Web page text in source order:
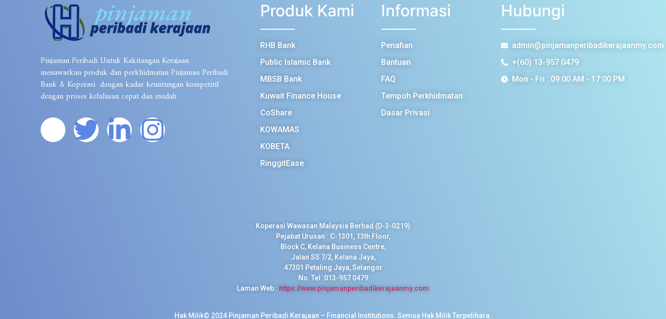
Pinjaman Peribadi Untuk Kakitangan Kerajaan
menawarkan produk dan perkhidmatan Pinjaman Peribadi
Bank & Koperasi dengan kadar keuntungan kompetitif
dengan proses kelulusan cepat dan mudah
Produk Kami
RHB Bank
Public Islamic Bank
MBSB Bank
Kuwait Finance House
CoShare
KOWAMAS
KOBETA
RinggitEase
Informasi
Penafian
Bantuan
FAQ
Tempoh Perkhidmatan
Dasar Privasi
Hubungi
admin@pinjamanperibadikerajaanmy.com
+(60) 13-957 0479
Mon - Fri : 09:00 AM - 17:00 PM
Koperasi Wawasan Malaysia Berhad (D-3-0219)
Pejabat Urusan : C-1301, 13th Floor,
Block C, Kelana Business Centre,
Jalan SS 7/2, Kelana Jaya,
47301 Petaling Jaya, Selangor
No. Tel :013-957 0479
Laman Web : https://www.pinjamanperibadikerajaanmy.com
Hak Milik© 2024 Pinjaman Peribadi Kerajaan – Financial Institutions. Semua Hak Milik Terpelihara.